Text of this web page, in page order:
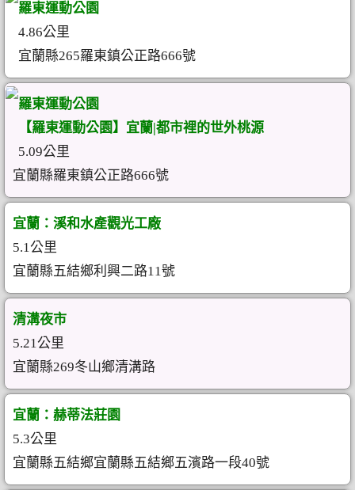
羅東運動公園
4.86公里
宜蘭縣265羅東鎮公正路666號
羅東運動公園
【羅東運動公園】宜蘭|都市裡的世外桃源
5.09公里
宜蘭縣羅東鎮公正路666號
宜蘭：溪和水產觀光工廠
5.1公里
宜蘭縣五結鄉利興二路11號
清溝夜市
5.21公里
宜蘭縣269冬山鄉清溝路
宜蘭：赫蒂法莊園
5.3公里
宜蘭縣五結鄉宜蘭縣五結鄉五濱路一段40號